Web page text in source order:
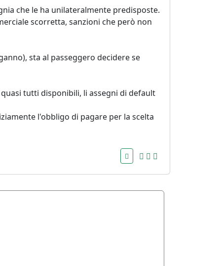
che le ha unilateralmente predisposte.
scorretta, sanzioni che però non
sta al passeggero decidere se
tutti disponibili, li assegni di default
l'obbligo di pagare per la scelta